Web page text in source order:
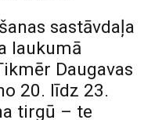
sastāvdaļa
laukumā
Daugavas
20. līdz 23.
tirgū – te